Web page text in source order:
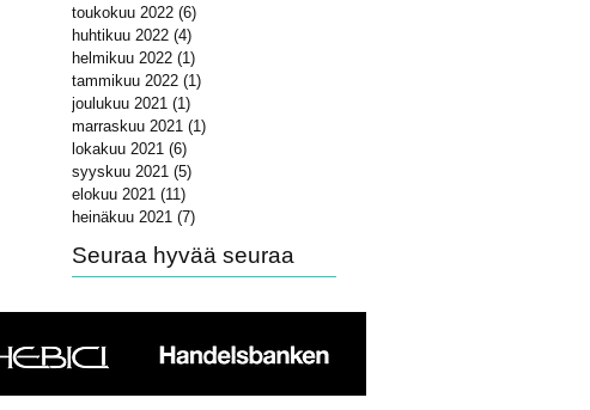
toukokuu 2022 (6)
huhtikuu 2022 (4)
helmikuu 2022 (1)
tammikuu 2022 (1)
joulukuu 2021 (1)
marraskuu 2021 (1)
lokakuu 2021 (6)
syyskuu 2021 (5)
elokuu 2021 (11)
heinäkuu 2021 (7)
Seuraa hyvää seuraa